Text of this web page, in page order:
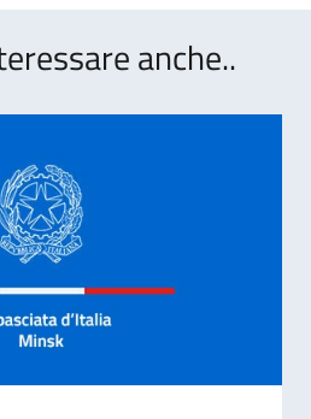
anche..